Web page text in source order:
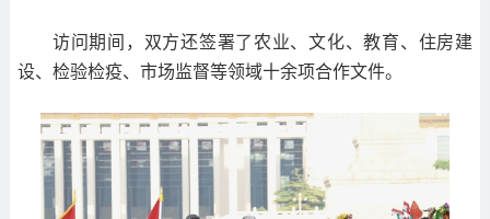
访问期间，双方还签署了农业、文化、教育、住房建
设、检验检疫、市场监督等领域十余项合作文件。